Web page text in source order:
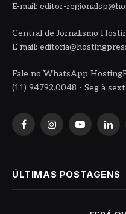
E-mail: editor-
Central de Jornalismo
E-mail:
Fale no WhatsApp
(11) 94792.0048 - Seg à
FacebookInstagramYouTube
ÚLTIMAS POSTAGENS